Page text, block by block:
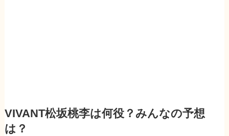
VIVANT松坂桃李は何役？みんなの予想
は？